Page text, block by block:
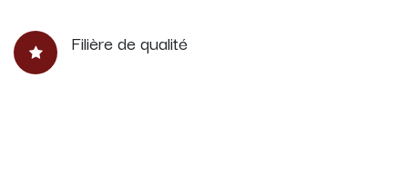
Filière de qualité